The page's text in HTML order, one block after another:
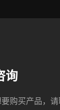
询
购买产品，